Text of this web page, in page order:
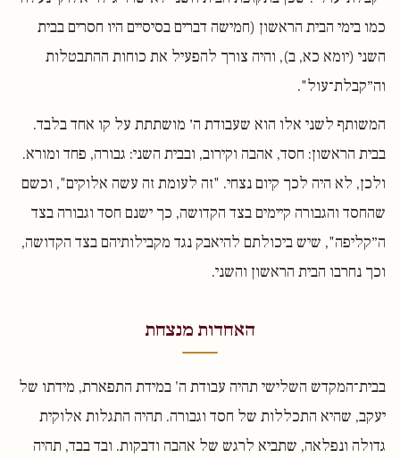
כמו בימי הבית הראשון (חמישה דברים בסיסיים היו חסרים בבית
השני (יומא כא, ב), והיה צורך להפעיל את כוחות ההתבטלות
וה״קבלת־עול".
המשותף לשני אלו הוא שעבודת ה׳ מושתתת על קו אחד בלבד.
בבית הראשון: חסד, אהבה וקירוב, ובבית השני: גבורה, פחד ומורא.
ולכן, לא היה לכך קיום נצחי. "זה לעומת זה עשה אלוקים", וכשם
שהחסד והגבורה קיימים בצד הקדושה, כך ישנם חסד וגבורה בצד
ה״קליפה", שיש ביכולתם להיאבק נגד מקבילותיהם בצד הקדושה,
וכך נחרבו הבית הראשון והשני.
האחדות מנצחת
בבית־המקדש השלישי תהיה עבודת ה' במידת התפארת, מידתו של
יעקב, שהיא התכללות של חסד וגבורה. תהיה התגלות אלוקית
גדולה ונפלאה, שתביא לרגש של אהבה ודבקות. ובד בבד, תהיה